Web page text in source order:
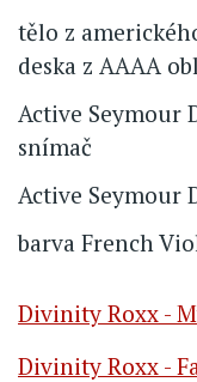
tělo z
deska z AAAA
Active Seymour
snímač
Active Seymour
barva French
Divinity Roxx -
Divinity Roxx -